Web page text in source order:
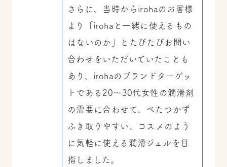
さらに、当時からirohaのお客様
より「irohaと一緒に使えるもの
はないのか」とたびたびお問い
合わせをいただいていたことも
あり、irohaのブランドターゲッ
トである20～30代女性の潤滑剤
の需要に合わせて、べたつかず
ふき取りやすい、コスメのよう
に気軽に使える潤滑ジェルを目
指しました。